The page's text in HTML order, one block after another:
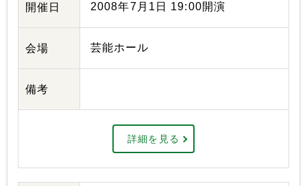
開催日 2008年7月1日 19:00開演
会場 芸能ホール
備考
詳細を見る